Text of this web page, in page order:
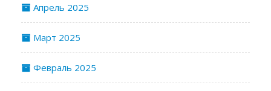
Апрель 2025
Март 2025
Февраль 2025